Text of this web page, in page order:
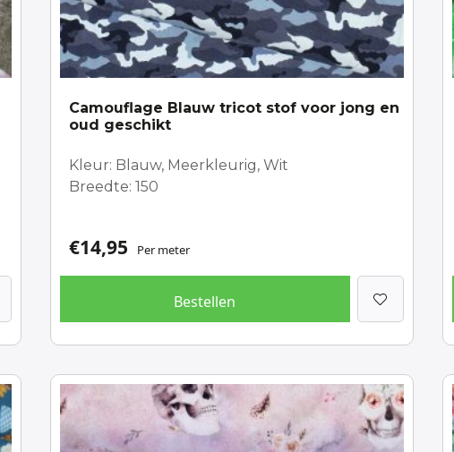
Camouflage Blauw tricot stof voor jong en
oud geschikt
Kleur: Blauw, Meerkleurig, Wit
Breedte: 150
€14,95 Per meter
Bestellen